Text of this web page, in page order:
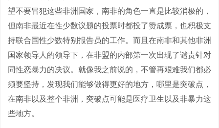
望不要冒犯这些非洲国家，南非的角色一直是比较消极的，
但南非最近在性少数议题的投票时都投了赞成票，也积极支
持联合国性少数特别报告员的工作。而且在南非和其他非洲
国家领导人的领导下，在非盟的内部第一次出现了谴责针对
同性恋暴力的决议。就像我之前说的，不管再艰难我们都必
须要坚持，发现我们能够做得更好的地方，哪里是突破点，
在南非以及整个非洲，突破点可能是医疗卫生以及非暴力这
些地方。